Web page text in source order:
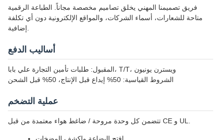
فريق تصميمنا المهني يخلق تصاميم مخصصة مجاناً. الطباعة الرقمية
متاحة للشعارات، أسماء الشركات، والمواقع الإلكترونية دون أي تكلفة
أساليب الدفع
المقبول: طلبات تأمين التجارة علي بابا، T/T، ويسترن يونيون
الشروط القياسية: 50% إيداع قبل الإنتاج، 50% قبل الشحن
عملية التضخم
تتضمن كل وحدة مروحة / ضاغط هواء معتمدة من قبل CE و UL.